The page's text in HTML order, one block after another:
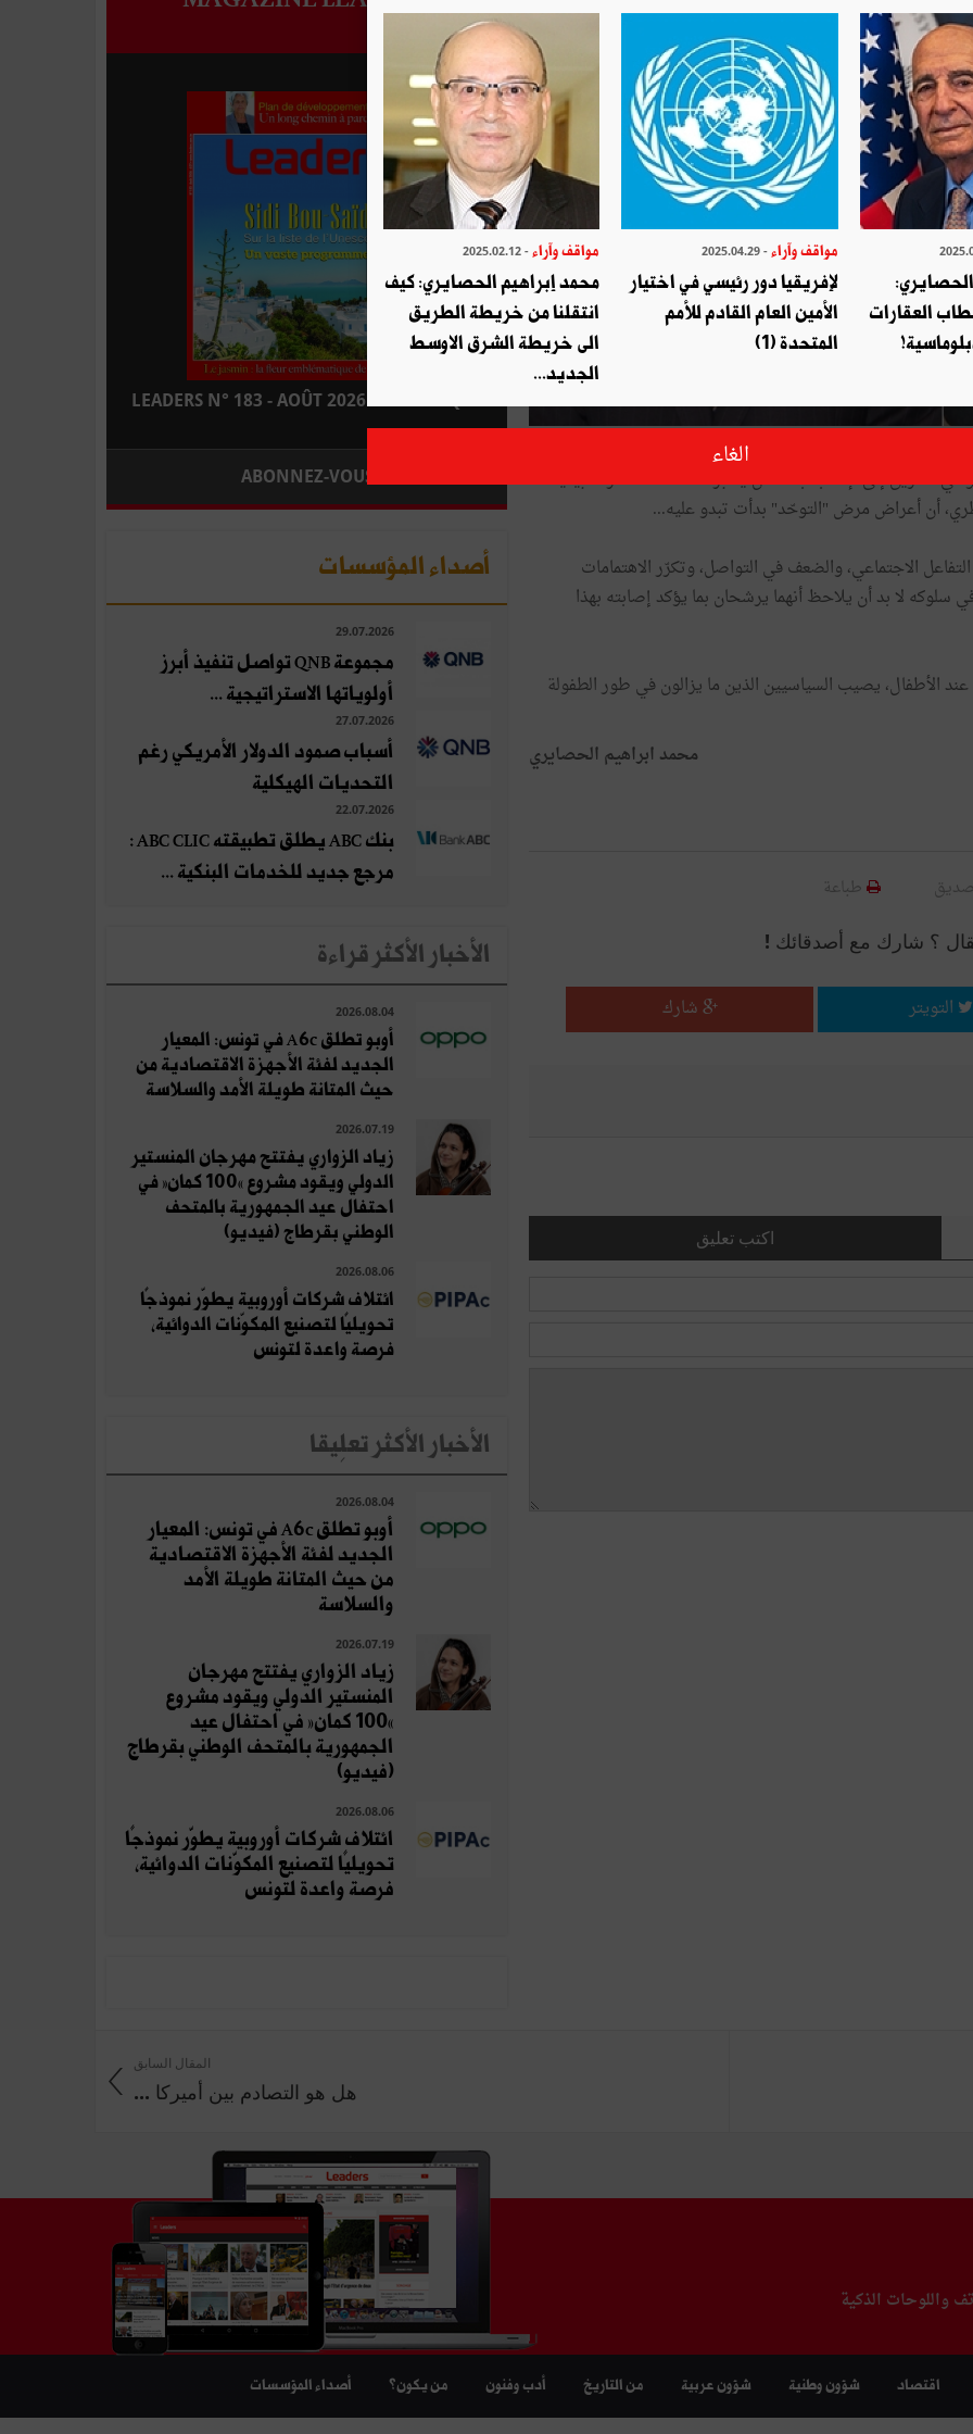
معتمدية الكريب من ولاية سليانة شعار "ارحل" في وجهه، خشيت
الطريق إلى الإصابة به... فأن يعتبر ما حدث له "أمرا طبيعيا
أن أعراض مرض "التوحّد" بدأت تبدو عليه...
الاجتماعي، والضعف في التواصل، وتكرّر الاهتمامات
سلوكه لا بد أن يلاحظ أنهما يرشحان بما يؤكد إصابته بهذا
الأطفال، يصيب السياسيين الذين ما يزالون في طور الطفولة
محمد ابراهيم الحصايري
طباعة
؟ شارك مع أصدقائك !
التويتر شارك
اكتب تعليق
LEADERS N° 183 - AOÛT 2026 : EN KIOSQUE
ABONNEZ-VOUS
أصداء المؤسسات
29.07.2026
مجموعة QNB تواصل تنفيذ أبرز
أولوياتها الاستراتيجية ...
27.07.2026
أسباب صمود الدولار الأمريكي رغم
التحديات الهيكلية
22.07.2026
بنك ABC يطلق تطبيقته ABC CLIC :
مرجع جديد للخدمات البنكية ...
الأخبار الأكثر قراءة
2026.08.04
أوبو تطلق A6c في تونس: المعيار
الجديد لفئة الأجهزة الاقتصادية من
حيث المتانة طويلة الأمد والسلاسة
2026.07.19
زياد الزواري يفتتح مهرجان المنستير
الدولي ويقود مشروع «100 كمان» في
احتفال عيد الجمهورية بالمتحف
الوطني بقرطاج (فيديو)
2026.08.06
ائتلاف شركات أوروبية يطوّر نموذجًا
تحويليًا لتصنيع المكوّنات الدوائية،
فرصة واعدة لتونس
الأخبار الأكثر تعلِيقا
2026.08.04
أوبو تطلق A6c في تونس: المعيار
الجديد لفئة الأجهزة الاقتصادية
من حيث المتانة طويلة الأمد
والسلاسة
2026.07.19
زياد الزواري يفتتح مهرجان
المنستير الدولي ويقود مشروع
«100 كمان» في احتفال عيد
الجمهورية بالمتحف الوطني بقرطاج
(فيديو)
2026.08.06
ائتلاف شركات أوروبية يطوّر نموذجًا
تحويليًا لتصنيع المكوّنات الدوائية،
فرصة واعدة لتونس
المقال السابق
هل هو التصادم بين أميركا ...
واللوحات الذكية
اقتصاد شؤون وطنية شؤون عربية من التاريخ أدب وفنون من يكون؟ أصداء المؤسسات
العقارات
مواقف وآراء - 2025.04.29
لإفريقيا دور رئيسي في اختيار
الأمين العام القادم للأمم
المتحدة (1)
مواقف وآراء- 2025.02.12
محمد إبراهيم الحصايري: كيف
انتقلنا من خريطة الطريق
الى خريطة الشرق الاوسط
الجديد...
الغاء